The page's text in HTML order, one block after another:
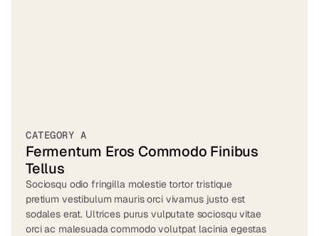
CATEGORY A
Fermentum Eros Commodo Finibus
Tellus
Sociosqu odio fringilla molestie tortor tristique
pretium vestibulum mauris orci vivamus justo est
sodales erat. Ultrices purus vulputate sociosqu vitae
orci ac malesuada commodo volutpat lacinia egestas